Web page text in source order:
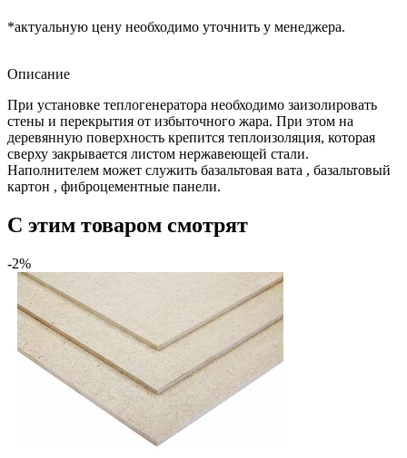
*актуальную цену необходимо уточнить у менеджера.
Описание
При установке теплогенератора необходимо заизолировать
стены и перекрытия от избыточного жара. При этом на
деревянную поверхность крепится теплоизоляция, которая
сверху закрывается листом нержавеющей стали.
Наполнителем может служить базальтовая вата , базальтовый
картон , фиброцементные панели.
C этим товаром смотрят
-2%